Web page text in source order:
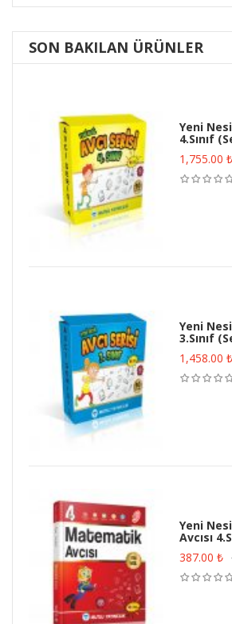
SON BAKILAN ÜRÜNLER
Yeni
4.Sınıf
1,755.00₺
Yeni
3.Sınıf
1,458.00₺
Yeni
Avcısı
387.00₺